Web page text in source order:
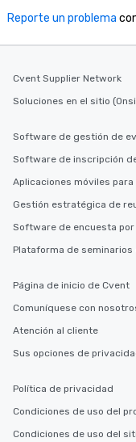
Reporte un problema
Cvent Supplier Network
Soluciones en el sitio
Software de gestión de
Software de inscripción
Aplicaciones móviles para
Gestión estratégica de
Software de encuesta
Plataforma de seminarios
Página de inicio de Cvent
Comuníquese con
Atención al cliente
Sus opciones de
Política de privacidad
Condiciones de uso del
Condiciones de uso del